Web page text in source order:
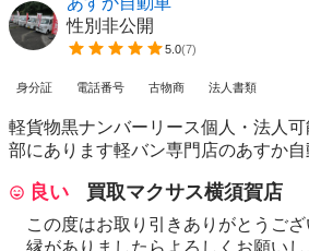
性別非公開
5.0(7)
身分証 電話番号 古物商 法人書類
軽貨物黒ナンバーリース個人・法人
部にあります軽バン専門店のあすか自
良い 買取マクサス横須賀店
この度はお取り引きありがとうご
縁がありましたらよろしくお願いし